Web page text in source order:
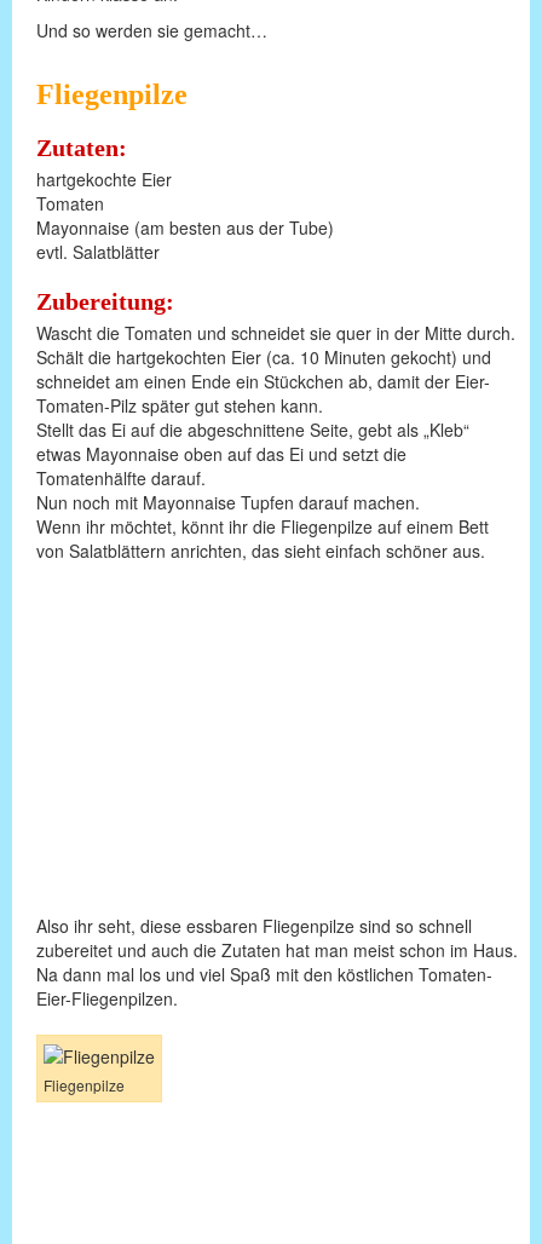
Und so werden sie gemacht…
Fliegenpilze
Zutaten:
hartgekochte Eier
Tomaten
Mayonnaise (am besten aus der Tube)
evtl. Salatblätter
Zubereitung:
Wascht die Tomaten und schneidet sie quer in der Mitte durch.
Schält die hartgekochten Eier (ca. 10 Minuten gekocht) und
schneidet am einen Ende ein Stückchen ab, damit der Eier-
Tomaten-Pilz später gut stehen kann.
Stellt das Ei auf die abgeschnittene Seite, gebt als „Kleb“
etwas Mayonnaise oben auf das Ei und setzt die
Tomatenhälfte darauf.
Nun noch mit Mayonnaise Tupfen darauf machen.
Wenn ihr möchtet, könnt ihr die Fliegenpilze auf einem Bett
von Salatblättern anrichten, das sieht einfach schöner aus.
Also ihr seht, diese essbaren Fliegenpilze sind so schnell
zubereitet und auch die Zutaten hat man meist schon im Haus.
Na dann mal los und viel Spaß mit den köstlichen Tomaten-
Eier-Fliegenpilzen.
Fliegenpilze